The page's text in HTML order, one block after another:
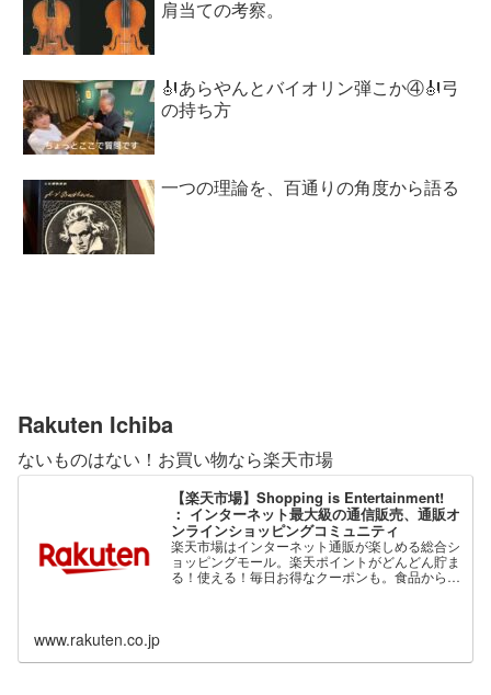
肩当ての考察。
🎻あらやんとバイオリン弾こか④🎻弓
の持ち方
一つの理論を、百通りの角度から語る
Rakuten Ichiba
ないものはない！お買い物なら楽天市場
【楽天市場】Shopping is Entertainment!
： インターネット最大級の通信販売、通販オ
ンラインショッピングコミュニティ
楽天市場はインターネット通販が楽しめる総合シ
ョッピングモール。楽天ポイントがどんどん貯ま
る！使える！毎日お得なクーポンも。食品から家
www.rakuten.co.jp